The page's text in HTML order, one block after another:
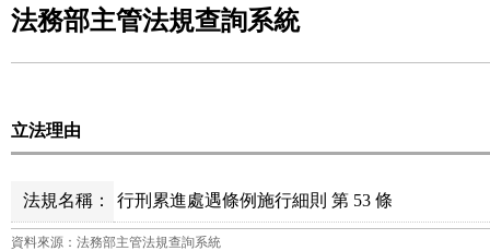
法務部主管法規查詢系統
立法理由
法規名稱： 行刑累進處遇條例施行細則 第 53 條
資料來源：法務部主管法規查詢系統